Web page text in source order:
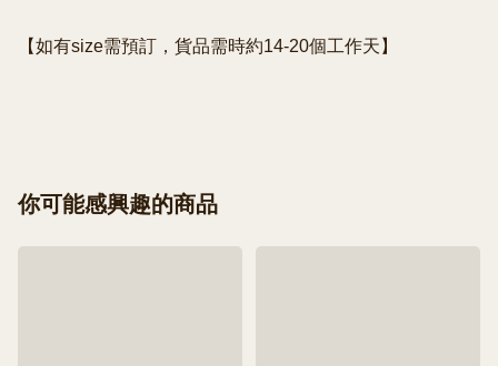
【如有size需預訂，貨品需時約14-20個工作天】
你可能感興趣的商品